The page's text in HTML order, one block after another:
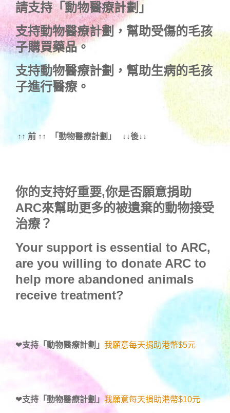
請支持「動物醫療計劃」
支持動物醫療計劃，幫助受傷的毛孩
子購買藥品。
支持動物醫療計劃 ，幫助生病的毛孩
子進行醫療。
↑↑ 前 ↑↑ 「動物醫療計劃」 ↓↓後↓↓
你的支持好重要,你是否願意捐助
ARC來幫助更多的被遺棄的動物接受
治療？
Your support is essential to ARC,
are you willing to donate ARC to
help more abandoned animals
receive treatment?
❤支持「動物醫療計劃」 我願意每天捐助港幣$5元
❤支持「動物醫療計劃」 我願意每天捐助港幣$10元